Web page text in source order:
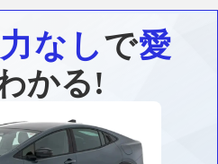
なしで愛
かる!